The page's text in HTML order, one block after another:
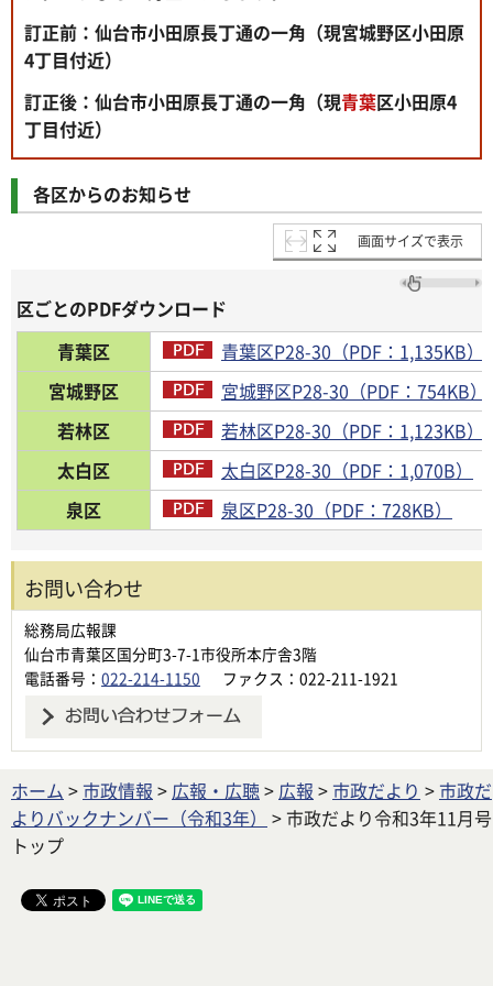
訂正前：仙台市小田原長丁通の一角（現宮城野区小田原
4丁目付近）
訂正後：仙台市小田原長丁通の一角（現青葉区小田原4
丁目付近）
各区からのお知らせ
画面サイズで表示
区ごとのPDFダウンロード
青葉区
青葉区P28-30（PDF：1,135KB）
宮城野区
宮城野区P28-30（PDF：754KB）
若林区
若林区P28-30（PDF：1,123KB）
太白区
太白区P28-30（PDF：1,070B）
泉区
泉区P28-30（PDF：728KB）
お問い合わせ
総務局広報課
仙台市青葉区国分町3-7-1市役所本庁舎3階
電話番号： 022-214-1150 ファクス：022-211-1921
ホーム >市政情報 > 広報・広聴> 広報 >市政だより >市政だ
よりバックナンバー（令和3年）
> 市政だより令和3年11月号
トップ